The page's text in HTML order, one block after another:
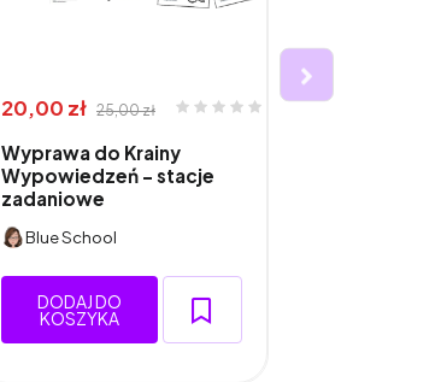
20,00 zł 25,00 zł
Wyprawa do Krainy
Wypowiedzeń - stacje
zadaniowe
Blue School
DODAJ DO
KOSZYKA